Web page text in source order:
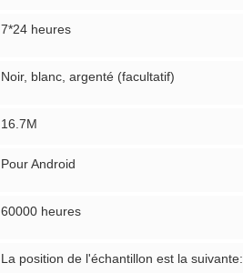
7*24 heures
Noir, blanc, argenté (facultatif)
16.7M
Pour Android
60000 heures
La position de l'échantillon est la suivante: